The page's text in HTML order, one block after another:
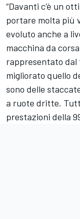
“Davanti c’è un
portare molta più
evoluto anche a
macchina da
rappresentato dal
migliorato quello
sono delle
a ruote dritte.
prestazioni della